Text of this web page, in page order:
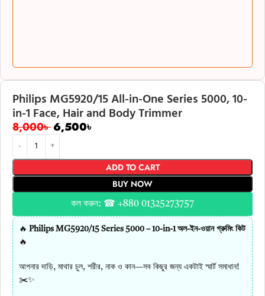
Philips MG5920/15 All-in-One Series 5000, 10-
in-1 Face, Hair and Body Trimmer
8,000৳6,500৳
ADD TO CART
BUY NOW
কল করুন: ☎ +880 01325273757
🔥 Philips MG5920/15 Series 5000 – 10-in-1 অল-ইন-ওয়ান গ্রুমিং কিট
🔥
আপনার দাড়ি, মাথার চুল, শরীর, নাক ও কান—সব কিছুর জন্য একটাই স্মার্ট সমাধান!
✂️✨